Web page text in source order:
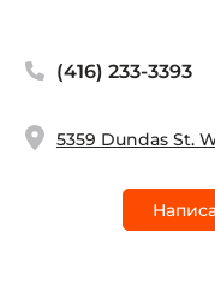
(416) 233-3393
5359 Dundas St.